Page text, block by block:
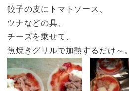
餃子の皮にトマトソース、
ツナなどの具、
チーズを乗せて、
魚焼きグリルで加熱するだけ～。